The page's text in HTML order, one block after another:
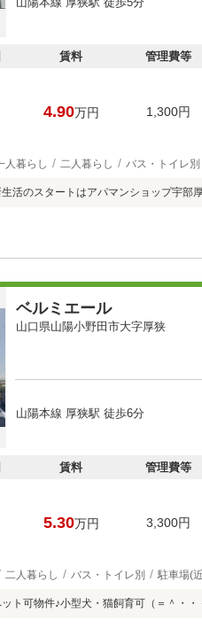
賃料 管理費等
4.90万円 1,300円
人暮らし 二人暮らし バス・トイレ別
生活のスタートはアパマンショップ宇部
ベルミエール
山口県山陽小野田市大字厚狭
山陽本線 厚狭駅 徒歩6分
賃料 管理費等
5.30万円 3,300円
二人暮らし バス・トイレ別 駐車場(
ト可物件♪小型犬・猫飼育可（＝＾・・